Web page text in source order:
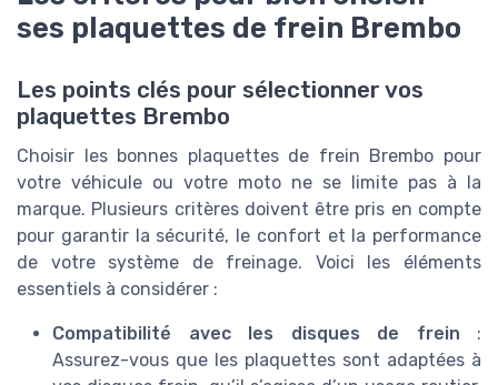
ses plaquettes de frein Brembo
Les points clés pour sélectionner vos
plaquettes Brembo
Choisir les bonnes plaquettes de frein Brembo pour
votre véhicule ou votre moto ne se limite pas à la
marque. Plusieurs critères doivent être pris en compte
pour garantir la sécurité, le confort et la performance
de votre système de freinage. Voici les éléments
essentiels à considérer :
Compatibilité avec les disques de frein :
Assurez-vous que les plaquettes sont adaptées à